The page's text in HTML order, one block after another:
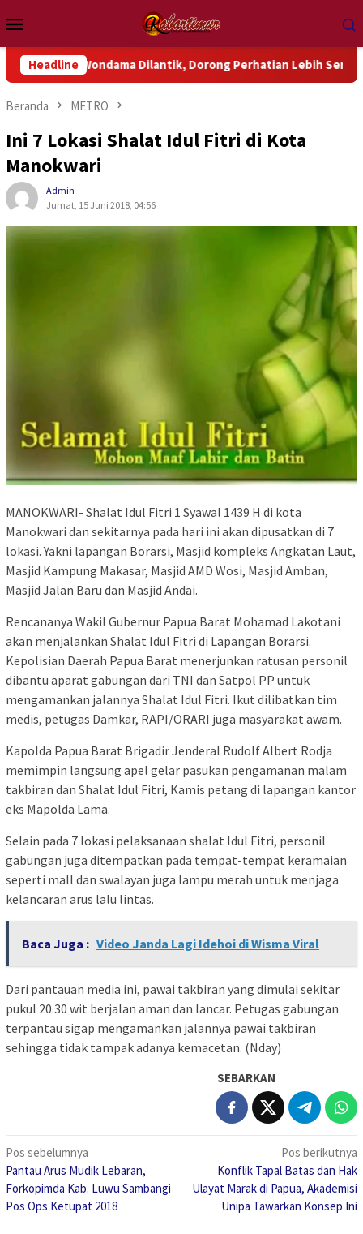
ke
kontenMobile
Headline
Wondama Dilantik, Dorong Perhatian Lebih Serius Terhadap
Beranda METRO
Ini 7 Lokasi Shalat Idul Fitri di Kota
Manokwari
Admin
Jumat, 15 Juni 2018, 04:56
MANOKWARI- Shalat Idul Fitri 1 Syawal 1439 H di kota
Manokwari dan sekitarnya pada hari ini akan dipusatkan di 7
lokasi. Yakni lapangan Borarsi, Masjid kompleks Angkatan Laut,
Masjid Kampung Makasar, Masjid AMD Wosi, Masjid Amban,
Masjid Jalan Baru dan Masjid Andai.
Rencananya Wakil Gubernur Papua Barat Mohamad Lakotani
akan menjalankan Shalat Idul Fitri di Lapangan Borarsi.
Kepolisian Daerah Papua Barat menerjunkan ratusan personil
dibantu aparat gabungan dari TNI dan Satpol PP untuk
mengamankan jalannya Shalat Idul Fitri. Ikut dilibatkan tim
medis, petugas Damkar, RAPI/ORARI juga masyarakat awam.
Kapolda Papua Barat Brigadir Jenderal Rudolf Albert Rodja
memimpin langsung apel gelar pasukan pengamanan malam
takbiran dan Shalat Idul Fitri, Kamis petang di lapangan kantor
eks Mapolda Lama.
Selain pada 7 lokasi pelaksanaan shalat Idul Fitri, personil
gabungan juga ditempatkan pada tempat-tempat keramaian
seperti mall dan swalayan juga lampu merah untuk menjaga
kelancaran arus lalu lintas.
Baca Juga : Video Janda Lagi Idehoi di Wisma Viral
Dari pantauan media ini, pawai takbiran yang dimulai sekitar
pukul 20.30 wit berjalan aman dan lancar. Petugas gabungan
terpantau sigap mengamankan jalannya pawai takbiran
sehingga tidak tampak adanya kemacetan. (Nday)
SEBARKAN
Navigasi
pos
Pos sebelumnya
Pantau Arus Mudik Lebaran,
Forkopimda Kab. Luwu Sambangi
Pos Ops Ketupat 2018
Pos berikutnya
Konflik Tapal Batas dan Hak
Ulayat Marak di Papua, Akademisi
Unipa Tawarkan Konsep Ini